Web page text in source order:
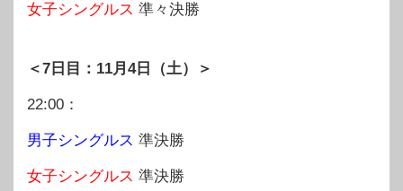
女子シングルス 準々決勝
＜7日目：11月4日（土）＞
22:00：
男子シングルス 準決勝
女子シングルス 準決勝